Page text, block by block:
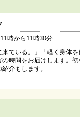
時から11時30分
来ている。」「軽く身体
時間をお届けします。
介もします。